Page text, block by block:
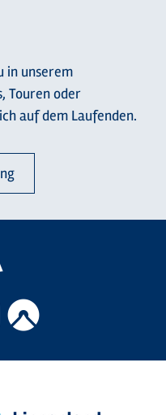
in unserem
Touren oder
auf dem Laufenden.
Instagram